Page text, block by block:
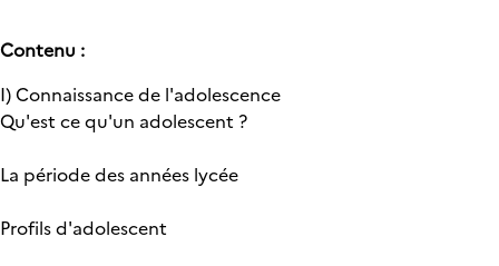
Contenu :
I) Connaissance de l'adolescence
Qu'est ce qu'un adolescent ?
La période des années lycée
Profils d'adolescent